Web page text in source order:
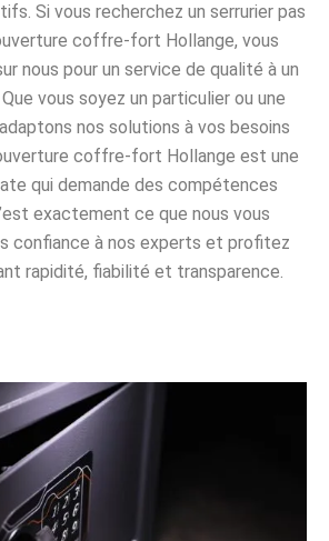
Si vous recherchez un serrurier pas
coffre-fort Hollange, vous
nous pour un service de qualité à un
vous soyez un particulier ou une
nos solutions à vos besoins
coffre-fort Hollange est une
qui demande des compétences
exactement ce que nous vous
confiance à nos experts et profitez
rapidité, fiabilité et transparence.